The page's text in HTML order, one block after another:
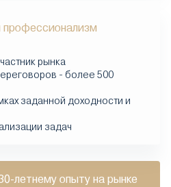
профессионализм
рынка
- более 500
заданной доходности и
задач
летнему опыту на рынке